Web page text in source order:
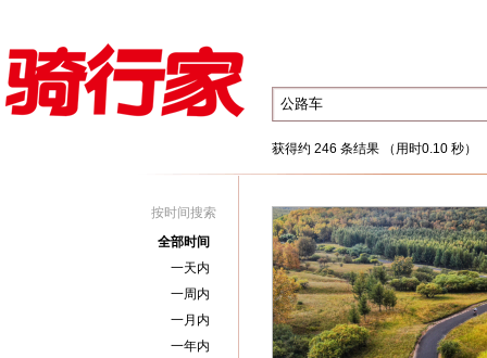
获得约 246 条结果 （用时0.10 秒）
按时间搜索
全部时间
一天内
一周内
一月内
一年内